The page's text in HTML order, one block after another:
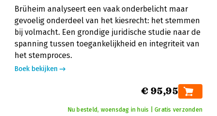
Brüheim analyseert een vaak onderbelicht maar
gevoelig onderdeel van het kiesrecht: het stemmen
bij volmacht. Een grondige juridische studie naar de
spanning tussen toegankelijkheid en integriteit van
het stemproces.
Boek bekijken
€ 95,95
Nu besteld, woensdag in huis | Gratis verzonden